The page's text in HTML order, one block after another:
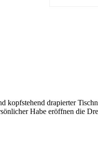
kopfstehend drapierter
Habe eröffnen die